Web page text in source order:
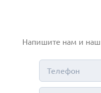
Напишите нам и